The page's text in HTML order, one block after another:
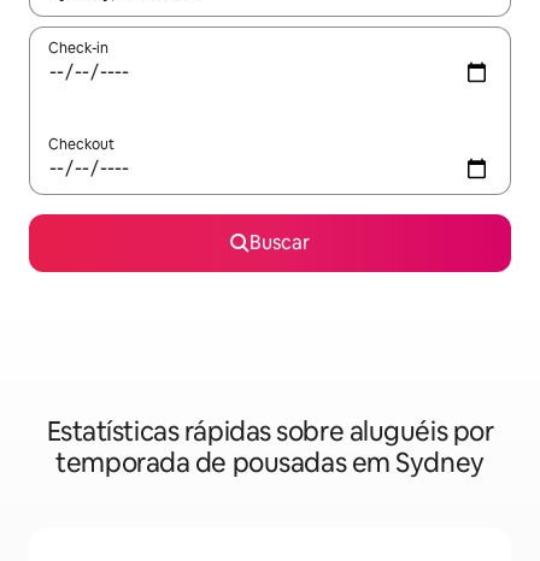
Check-in
Checkout
Buscar
Estatísticas rápidas sobre aluguéis por
temporada de pousadas em Sydney